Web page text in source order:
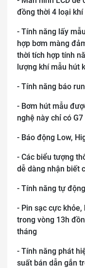
đồng thời 4 loại khí
- Tính năng lấy
hợp bơm màng
thời tích hợp tính
lượng khí mẫu hút
- Tính năng báo
- Bơm hút mẫu
nghệ này chỉ có
- Báo động Low,
- Các biểu tượng
dễ dàng nhận biết
- Tính năng tự
- Pin sạc cực
trong vòng 13h
tháng
- Tính năng phát
suất bán dẫn gắn